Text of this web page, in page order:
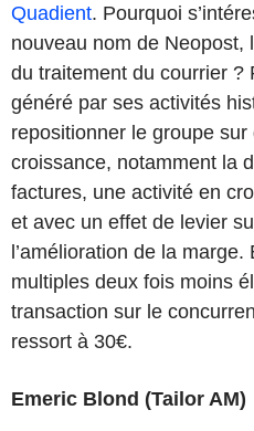
Quadient. Pourquoi
nouveau nom de Neopost,
du traitement du courrier ?
généré par ses activités
repositionner le groupe
croissance, notamment la
factures, une activité en
et avec un effet de levier
l’amélioration de la
multiples deux fois moins
transaction sur le
ressort à 30€.
Emeric Blond (Tailor AM)